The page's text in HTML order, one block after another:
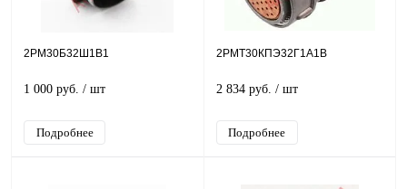
2РМ30Б32Ш1В1
1 000 руб. / шт
Подробнее
2РМТ30КПЭ32Г1А1В
2 834 руб. / шт
Подробнее